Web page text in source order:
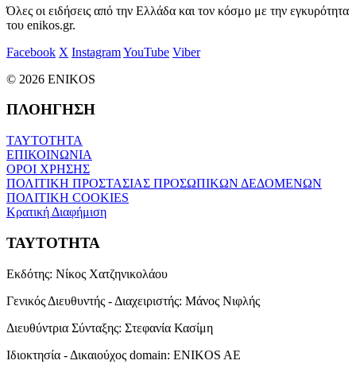
Όλες οι ειδήσεις από την Ελλάδα και τον κόσμο με την εγκυρότητα
του enikos.gr.
Facebook X InstagramYouTube Viber
© 2026 ENIKOS
ΠΛΟΗΓΗΣΗ
ΤΑΥΤΟΤΗΤΑ
ΕΠΙΚΟΙΝΩΝΙΑ
ΟΡΟΙ ΧΡΗΣΗΣ
ΠΟΛΙΤΙΚΗ ΠΡΟΣΤΑΣΙΑΣ ΠΡΟΣΩΠΙΚΩΝ ΔΕΔΟΜΕΝΩΝ
ΠΟΛΙΤΙΚΗ COOKIES
Κρατική Διαφήμιση
ΤΑΥΤΟΤΗΤΑ
Εκδότης: Νίκος Χατζηνικολάου
Γενικός Διευθυντής - Διαχειριστής: Μάνος Νιφλής
Διευθύντρια Σύνταξης: Στεφανία Κασίμη
Ιδιοκτησία - Δικαιούχος domain: ENIKOS AE